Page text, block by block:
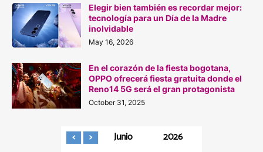
Elegir bien también es recordar mejor:
tecnología para un Día de la Madre
inolvidable
May 16, 2026
En el corazón de la fiesta bogotana,
OPPO ofrecerá fiesta gratuita donde el
Reno14 5G será el gran protagonista
October 31, 2025
Junio 2026